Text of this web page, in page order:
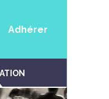
Adhérer